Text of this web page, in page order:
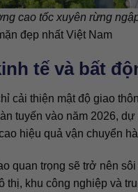
cao tốc xuyên rừng
đẹp nhất Việt Nam
tế và bất
cải thiện mật độ giao
tuyến vào năm 2026,
hiệu quả vận chuyển
quan trọng sẽ trở nên
thị, khu công nghiệp và